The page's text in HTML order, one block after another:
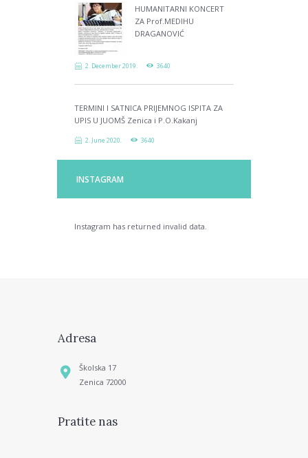
HUMANITARNI KONCERT
ZA Prof.MEDIHU
DRAGANOVIĆ
2. December 2019. 3640
TERMINI I SATNICA PRIJEMNOG ISPITA ZA
UPIS U JUOMŠ Zenica i P.O.Kakanj
2. June 2020. 3640
INSTAGRAM
Instagram has returned invalid data.
Adresa
Školska 17
Zenica 72000
Pratite nas